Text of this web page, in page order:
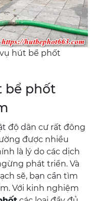
hút bể phốt
bể phốt
độ dân cư rất đông
được nhiều
là lý do các dịch
phát triển. Và
sẽ, bạn cần tìm
Với kinh nghiệm